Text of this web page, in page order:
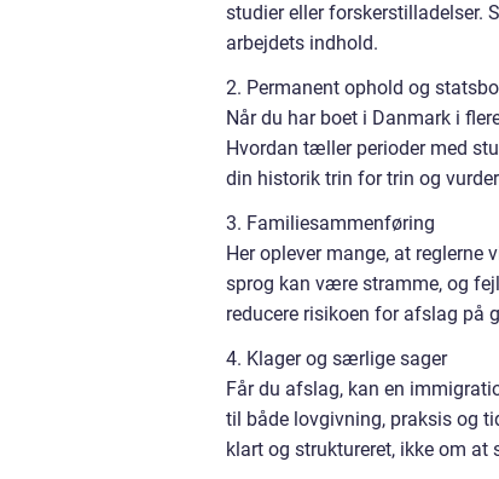
studier eller forskerstilladelser.
arbejdets indhold.
2. Permanent ophold og
Når du har boet i Danmark i
Hvordan tæller perioder med
din historik trin for trin og
3. Familiesammenføring
Her oplever mange, at
sprog kan være stramme, og
reducere risikoen for afslag på
4. Klager og særlige sager
Får du afslag, kan en
til både lovgivning, praksis og
klart og struktureret, ikke om at